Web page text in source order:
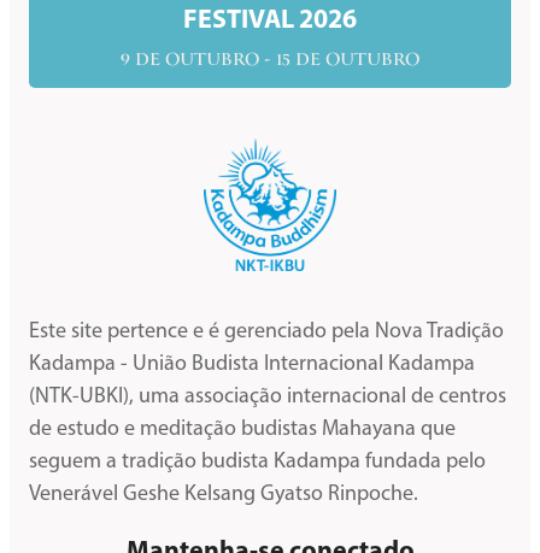
FESTIVAL 2026
9 DE OUTUBRO - 15 DE OUTUBRO
Este site pertence e é gerenciado pela Nova Tradição
Kadampa - União Budista Internacional Kadampa
(NTK-UBKI), uma associação internacional de centros
de estudo e meditação budistas Mahayana que
seguem a tradição budista Kadampa fundada pelo
Venerável Geshe Kelsang Gyatso Rinpoche.